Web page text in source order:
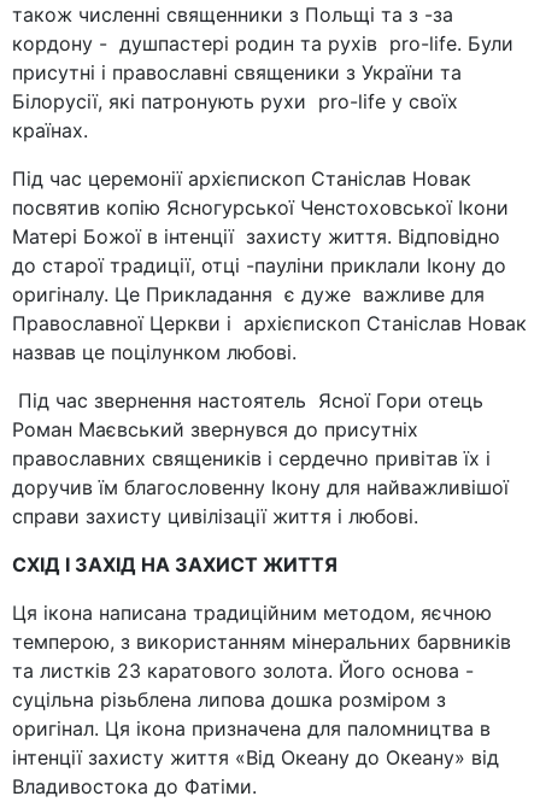
також численні священники з Польщі та з -за
кордону - душпастері родин та рухів pro-life. Були
присутні і православні священики з України та
Білорусії, які патронують рухи pro-life у своїх
країнах.
Під час церемонії архієпископ Станіслав Новак
посвятив копію Ясногурської Ченстоховської Ікони
Матері Божої в інтенції захисту життя. Відповідно
до старої традиції, отці -пауліни приклали Ікону до
оригіналу. Це Прикладання є дуже важливе для
Православної Церкви і архієпископ Станіслав Новак
назвав це поцілунком любові.
Під час звернення настоятель Ясної Гори отець
Роман Маєвський звернувся до присутніх
православних священиків і сердечно привітав їх і
доручив їм благословенну Ікону для найважливішої
справи захисту цивілізації життя і любові.
СХІД І ЗАХІД НА ЗАХИСТ ЖИТТЯ
Ця ікона написана традиційним методом, яєчною
темперою, з використанням мінеральних барвників
та листків 23 каратового золота. Його основа -
суцільна різьблена липова дошка розміром з
оригінал. Ця ікона призначена для паломництва в
інтенції захисту життя «Від Океану до Океану» від
Владивостока до Фатіми.